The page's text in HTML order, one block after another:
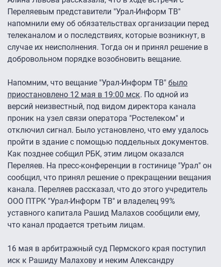
Переляевым представители "Урал-Информ ТВ"
напомнили ему об обязательствах организации перед
телеканалом и о последствиях, которые возникнут, в
случае их неисполнения. Тогда он и принял решение в
добровольном порядке возобновить вещание.
Напомним, что вещание "Урал-Информ ТВ" было
приостановлено 12 мая в 19:00 мск. По одной из
версий неизвестный, под видом директора канала
проник на узел связи оператора "Ростелеком" и
отключил сигнал. Было установлено, что ему удалось
пройти в здание с помощью поддельных документов.
Как позднее собщил РБК, этим лицом оказался
Переляев. На пресс-конференции в гостинице "Урал" он
сообщил, что принял решение о прекращении вещания
канала. Переляев рассказал, что до этого учредитель
ООО ПТРК "Урал-Информ ТВ" и владелец 99%
уставного капитала Рашид Малахов сообщили ему,
что канал продается третьим лицам.
16 мая в арбитражный суд Пермского края поступил
иск к Рашиду Малахову и неким Александру